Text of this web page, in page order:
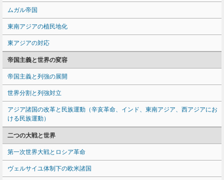
ムガル帝国
東南アジアの植民地化
東アジアの対応
帝国主義と世界の変容
帝国主義と列強の展開
世界分割と列強対立
アジア諸国の改革と民族運動（辛亥革命、インド、東南アジア、西アジアにお
ける民族運動）
二つの大戦と世界
第一次世界大戦とロシア革命
ヴェルサイユ体制下の欧米諸国